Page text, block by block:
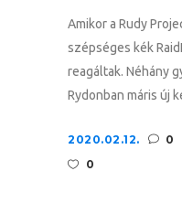
Amikor a Rudy
szépséges kék
reagáltak. Néhány
Rydonban máris új
2020.02.12.
0
0